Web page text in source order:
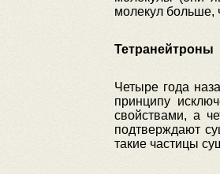
молекул больше,
Тетранейтроны
Четыре года
принципу
свойствами, а
подтверждают
такие частицы